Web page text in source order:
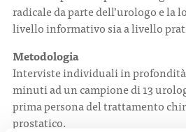
radicale da parte dell’urologo e la
livello informativo sia a livello
Metodologia
Interviste individuali in
minuti ad un campione di 13
prima persona del trattamento
prostatico.